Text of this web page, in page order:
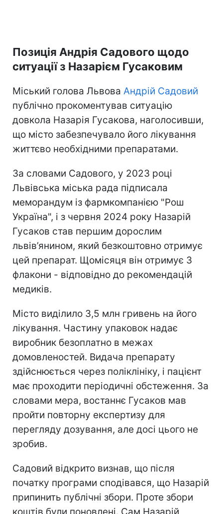
Позиція Андрія Садового щодо
ситуації з Назарієм Гусаковим
Міський голова Львова Андрій Садовий
публічно прокоментував ситуацію
довкола Назарія Гусакова, наголосивши,
що місто забезпечувало його лікування
життєво необхідними препаратами.
За словами Садового, у 2023 році
Львівська міська рада підписала
меморандум із фармкомпанією "Рош
Україна", і з червня 2024 року Назарій
Гусаков став першим дорослим
львів’янином, який безкоштовно отримує
цей препарат. Щомісяця він отримує 3
флакони - відповідно до рекомендацій
медиків.
Місто виділило 3,5 млн гривень на його
лікування. Частину упаковок надає
виробник безоплатно в межах
домовленостей. Видача препарату
здійснюється через поліклініку, і пацієнт
має проходити періодичні обстеження. За
словами мера, востаннє Гусаков мав
пройти повторну експертизу для
перегляду дозування, але досі цього не
зробив.
Садовий відкрито визнав, що після
початку програми сподівався, що Назарій
припинить публічні збори. Проте збори